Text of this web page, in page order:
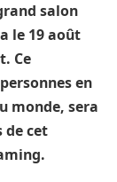
salon
le 19 août
Ce
en
monde, sera
de cet